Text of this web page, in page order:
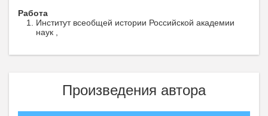
Работа
Институт всеобщей истории Российской академии
наук ,
Произведения автора